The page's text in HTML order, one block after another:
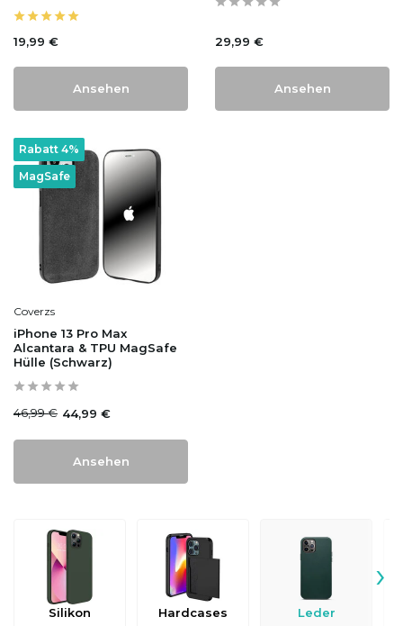
19,99 €
Ansehen
29,99 €
Ansehen
MagSafe
Rabatt 4%
Coverzs
iPhone 13 Pro Max
Alcantara & TPU MagSafe
Hülle (Schwarz)
46,99 € 44,99 €
Ansehen
Silikon Hardcases Leder
›